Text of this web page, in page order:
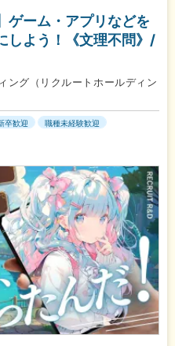
ゲーム・アプリなどを
しよう！《文理不問》/
ング（リクルートホールディン
卒歓迎
職種未経験歓迎